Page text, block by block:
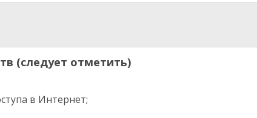
(следует отметить)
в Интернет;